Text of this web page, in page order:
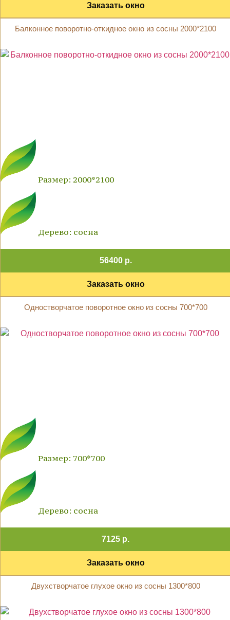
Заказать окно
Балконное поворотно-откидное окно из сосны 2000*2100
Размер: 2000*2100
Дерево: сосна
56400 р.
Заказать окно
Одностворчатое поворотное окно из сосны 700*700
Размер: 700*700
Дерево: сосна
7125 р.
Заказать окно
Двухстворчатое глухое окно из сосны 1300*800